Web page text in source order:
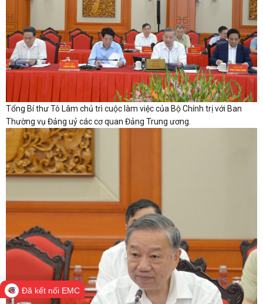
Tổng Bí thư Tô Lâm chủ trì cuộc làm việc của Bộ Chính trị với Ban
Thường vụ Đảng uỷ các cơ quan Đảng Trung ương.
Đã kết nối EMC